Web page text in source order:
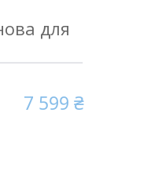
для
7 599 ₴